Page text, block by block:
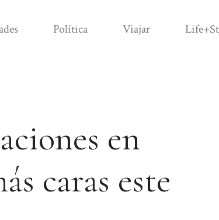
Política Viajar
en
caras este